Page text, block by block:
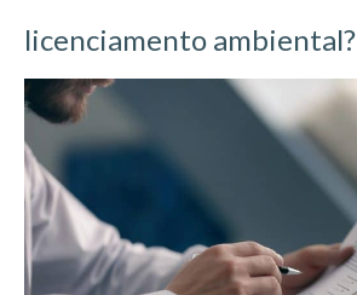
licenciamento ambiental?